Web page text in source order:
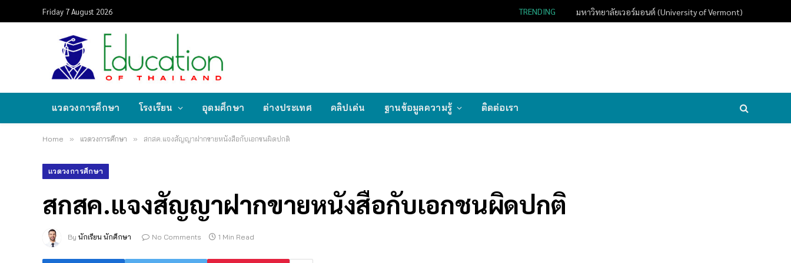
Friday 7 August 2026 TRENDING มหาวิทยาลัยเวอร์มอนต์ (University of Vermont)
แวดวงการศึกษา โรงเรียน อุดมศึกษา ต่างประเทศ คลิปเด่น ฐานข้อมูลความรู้ ติดต่อเรา
Home » แวดวงการศึกษา » สกสค.แจงสัญญาฝากขายหนังสือกับเอกชนผิดปกติ
แวดวงการศึกษา
สกสค.แจงสัญญาฝากขายหนังสือกับเอกชนผิดปกติ
By นักเรียน นักศึกษา No Comments 1 Min Read